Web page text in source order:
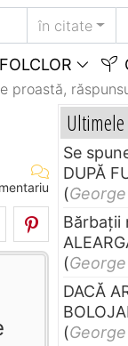
în citate
FOLCLOR
proastă,
Se
DUPĂ
(
Bărbaţii
(
DACĂ
(